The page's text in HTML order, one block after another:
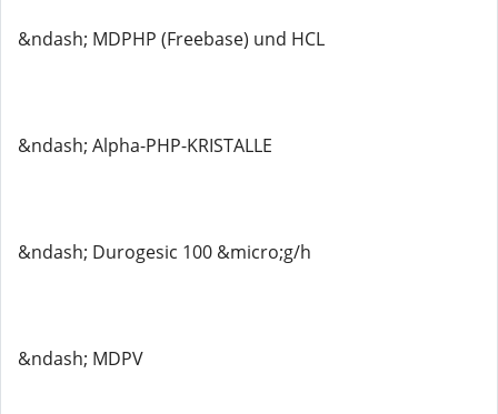
&ndash; MDPHP (Freebase) und HCL
&ndash; Alpha-PHP-KRISTALLE
&ndash; Durogesic 100 &micro;g/h
&ndash; MDPV